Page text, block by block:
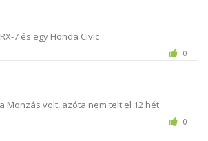
7 és egy Honda Civic
0
Monzás volt, azóta nem telt el 12 hét.
0